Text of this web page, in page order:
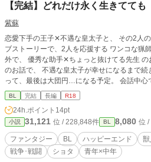
【完結】どれだけ永く生きてても
紫蘇
恋愛下手の王子✕不遇な皇太子と、 その2人
ブストーリーで、2人を応援する ワンコな猟
外で、 優秀な助手✕ちょっと抜けてる先生
のお話で、 不遇な皇太子が幸せになるまで
って、最後は大団円…になる予定。 会話中心
える人間がいない時代の異世界での、なんちゃってフ
みやすくするために大幅改稿中＞ ※基本的にはタイトルの頭に書かれている人
物の一人称視点で話が進みます。 ※幕間は、
ありますので、嫌いな方はお読みにならな
るところはR-18です。 ※☆が頭についているところ
受付中です！
BL 完結 長編 R18
24h.ポイント 14pt
小説 31,121 位 / 228,848件 BL 8,080 位
ファンタジー BL ハッピーエンド 獣
戦争･戦闘
ショタ 青年×中年